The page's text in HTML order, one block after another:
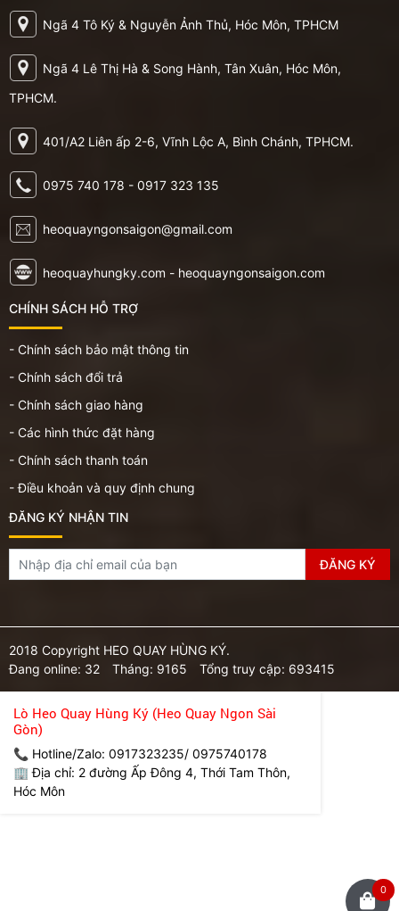
Ngã 4 Tô Ký & Nguyễn Ảnh Thủ, Hóc Môn, TPHCM
Ngã 4 Lê Thị Hà & Song Hành, Tân Xuân, Hóc Môn,
TPHCM.
401/A2 Liên ấp 2-6, Vĩnh Lộc A, Bình Chánh, TPHCM.
0975 740 178 - 0917 323 135
heoquayngonsaigon@gmail.com
heoquayhungky.com - heoquayngonsaigon.com
CHÍNH SÁCH HỖ TRỢ
- Chính sách bảo mật thông tin
- Chính sách đổi trả
- Chính sách giao hàng
- Các hình thức đặt hàng
- Chính sách thanh toán
- Điều khoản và quy định chung
ĐĂNG KÝ NHẬN TIN
2018 Copyright HEO QUAY HÙNG KÝ.
Đang online: 32
Tháng: 9165 Tổng truy cập: 693415
0
Lò Heo Quay Hùng Ký (Heo Quay Ngon Sài
Gòn)
📞 Hotline/Zalo: 0917323235/ 0975740178
🏢 Địa chỉ: 2 đường Ấp Đông 4, Thới Tam Thôn,
Hóc Môn